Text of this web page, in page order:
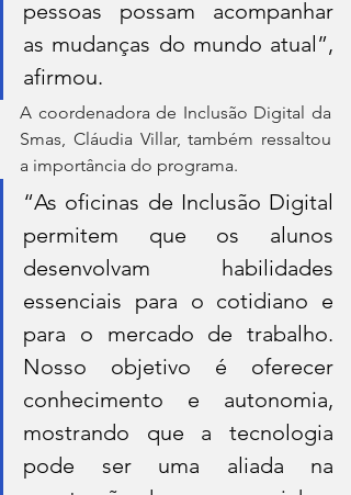
pessoas possam acompanhar
as mudanças do mundo atual”,
afirmou.
A coordenadora de Inclusão Digital da
Smas, Cláudia Villar, também ressaltou
a importância do programa.
“As oficinas de Inclusão Digital
permitem que os alunos
desenvolvam habilidades
essenciais para o cotidiano e
para o mercado de trabalho.
Nosso objetivo é oferecer
conhecimento e autonomia,
mostrando que a tecnologia
pode ser uma aliada na